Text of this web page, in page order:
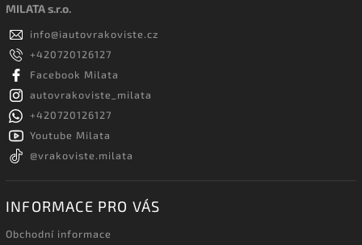
MILATA s.r.o.
info@iautovrakoviste.cz
+420720126127
Facebook Milata
autovrakoviste_milata
+420720126127
Youtube Milata
@vrakoviste.milata
INFORMACE PRO VÁS
Obchodní informace